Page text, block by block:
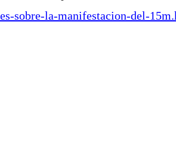
sobre-la-manifestacion-del-